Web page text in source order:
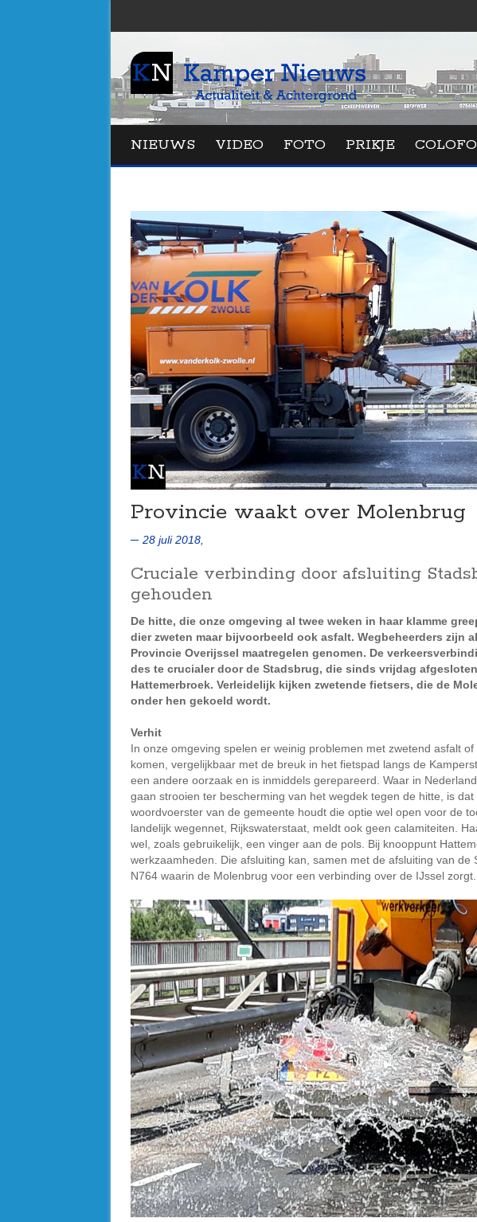
NIEUWS VIDEO FOTO PRIKJE
Provincie waakt over Molenbrug
28 juli 2018,
Cruciale verbinding door afsluiting
gehouden
De hitte, die onze omgeving al twee weken in haar klamme
dier zweten maar bijvoorbeeld ook asfalt. Wegbeheerders zijn
Provincie Overijssel maatregelen genomen. De
des te crucialer door de Stadsbrug, die sinds vrijdag
Hattemerbroek. Verleidelijk kijken zwetende fietsers, die de
onder hen gekoeld wordt.
Verhit
In onze omgeving spelen er weinig problemen met zwetend asfalt
komen, vergelijkbaar met de breuk in het fietspad langs de
een andere oorzaak en is inmiddels gerepareerd. Waar in
gaan strooien ter bescherming van het wegdek tegen de hitte, is
woordvoerster van de gemeente houdt die optie wel open voor de
landelijk wegennet, Rijkswaterstaat, meldt ook geen calamiteiten.
wel, zoals gebruikelijk, een vinger aan de pols. Bij knooppunt
werkzaamheden. Die afsluiting kan, samen met de afsluiting van de
N764 waarin de Molenbrug voor een verbinding over de IJssel zorgt.